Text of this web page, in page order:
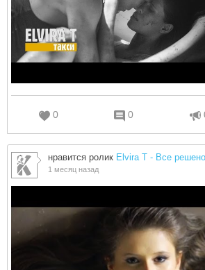
0 0
нравится ролик Elvira T - Все решено
1 месяц назад